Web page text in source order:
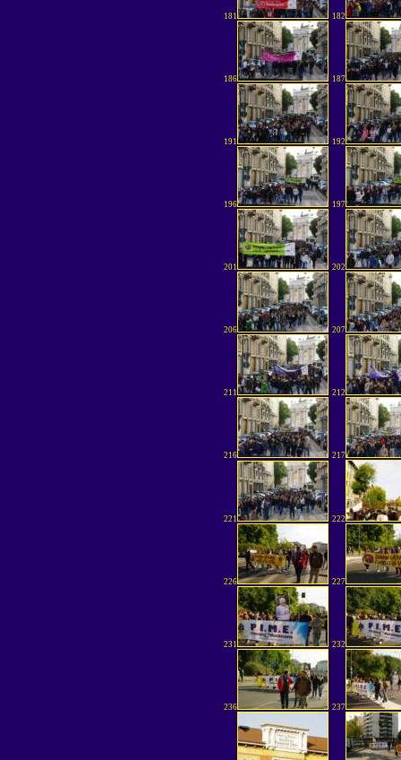
181 182
186 187
191 192
196 197
201 202
206 207
211 212
216 217
221 222
226 227
231 232
236 237